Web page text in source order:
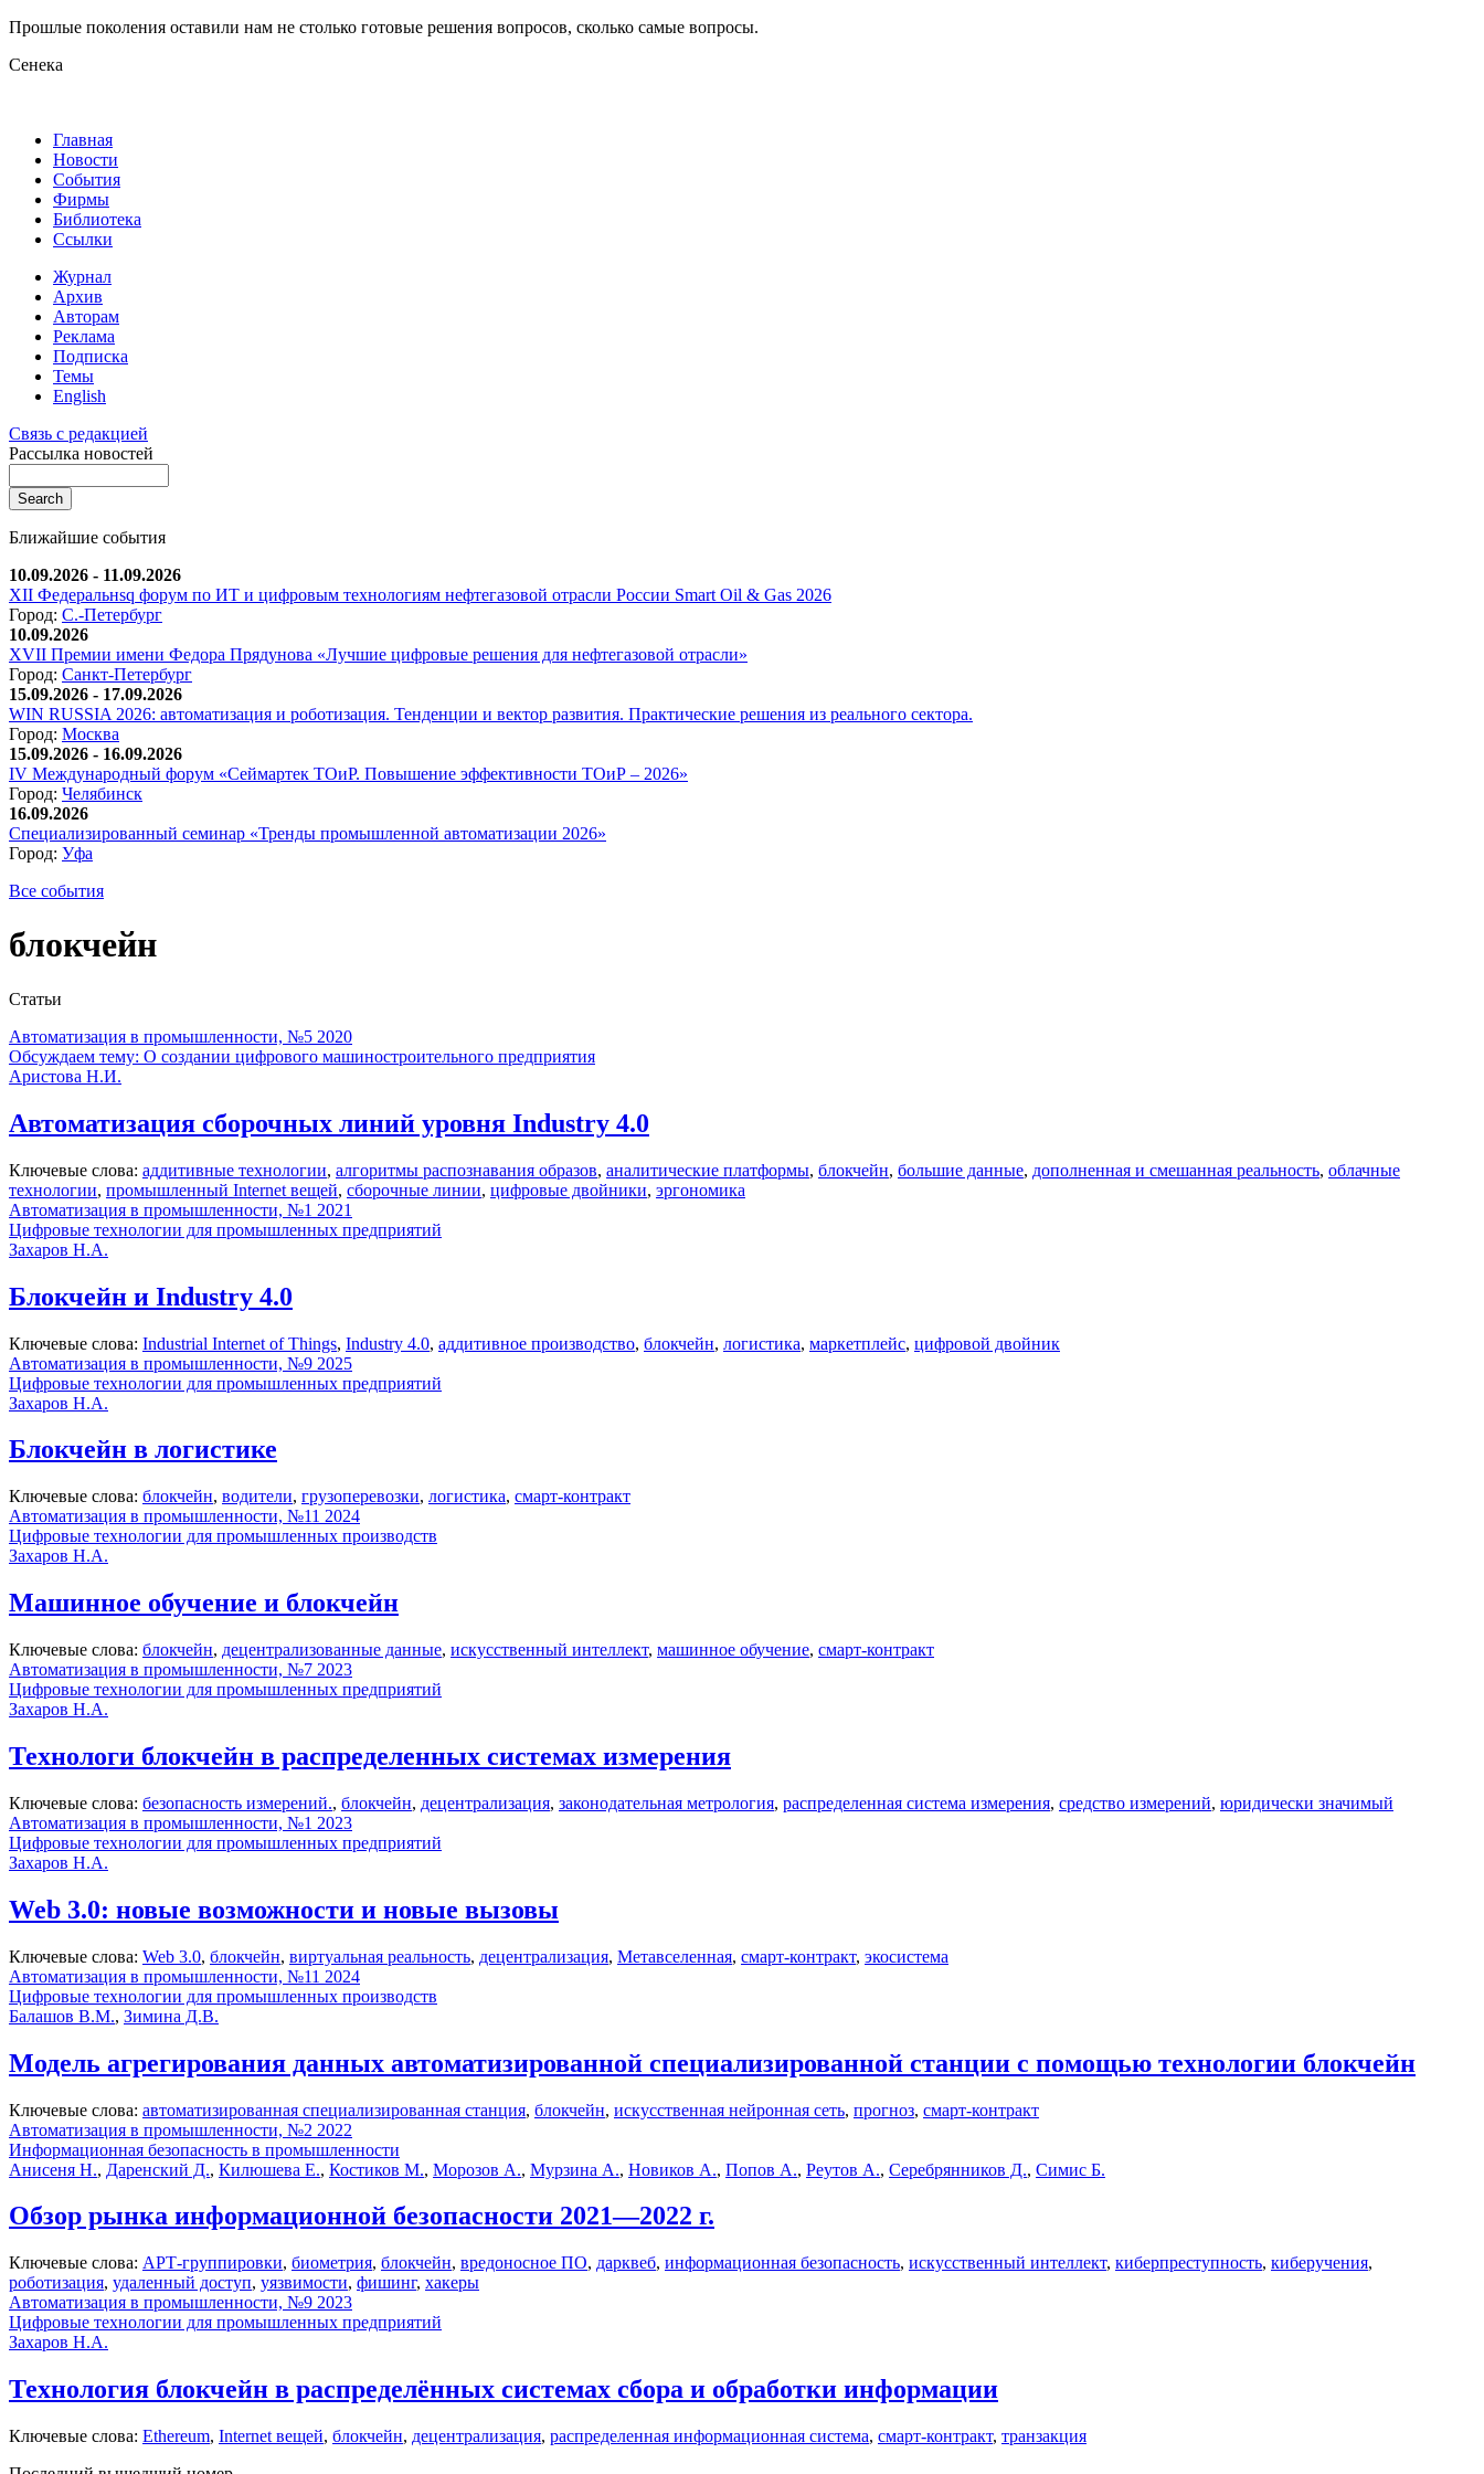
Прошлые поколения оставили нам не столько готовые решения вопросов, сколько самые вопросы.
Сенека
Главная
Новости
События
Фирмы
Библиотека
Ссылки
Журнал
Архив
Авторам
Реклама
Подписка
Темы
English
Связь с редакцией
Рассылка новостей
Ближайшие события
10.09.2026 - 11.09.2026
XII Федеральнsq форум по ИТ и цифровым технологиям нефтегазовой отрасли России Smart Oil & Gas 2026
Город: С.-Петербург
10.09.2026
XVII Премии имени Федора Прядунова «Лучшие цифровые решения для нефтегазовой отрасли»
Город: Санкт-Петербург
15.09.2026 - 17.09.2026
WIN RUSSIA 2026: автоматизация и роботизация. Тенденции и вектор развития. Практические решения из реального сектора.
Город: Москва
15.09.2026 - 16.09.2026
IV Международный форум «Сеймартек ТОиР. Повышение эффективности ТОиР – 2026»
Город: Челябинск
16.09.2026
Специализированный семинар «Тренды промышленной автоматизации 2026»
Город: Уфа
Все события
блокчейн
Статьи
Автоматизация в промышленности, №5 2020
Обсуждаем тему: О создании цифрового машиностроительного предприятия
Аристова Н.И.
Автоматизация сборочных линий уровня Industry 4.0
Ключевые слова: аддитивные технологии, алгоритмы распознавания образов, аналитические платформы, блокчейн, большие данные, дополненная и смешанная реальность, облачные
технологии, промышленный Internet вещей, сборочные линии, цифровые двойники, эргономика
Автоматизация в промышленности, №1 2021
Цифровые технологии для промышленных предприятий
Захаров Н.А.
Блокчейн и Industry 4.0
Ключевые слова: Industrial Internet of Things, Industry 4.0, аддитивное производство, блокчейн, логистика, маркетплейс, цифровой двойник
Автоматизация в промышленности, №9 2025
Цифровые технологии для промышленных предприятий
Захаров Н.А.
Блокчейн в логистике
Ключевые слова: блокчейн, водители, грузоперевозки, логистика, смарт-контракт
Автоматизация в промышленности, №11 2024
Цифровые технологии для промышленных производств
Захаров Н.А.
Машинное обучение и блокчейн
Ключевые слова: блокчейн, децентрализованные данные, искусственный интеллект, машинное обучение, смарт-контракт
Автоматизация в промышленности, №7 2023
Цифровые технологии для промышленных предприятий
Захаров Н.А.
Технологи блокчейн в распределенных системах измерения
Ключевые слова: безопасность измерений., блокчейн, децентрализация, законодательная метрология, распределенная система измерения, средство измерений, юридически значимый
Автоматизация в промышленности, №1 2023
Цифровые технологии для промышленных предприятий
Захаров Н.А.
Web 3.0: новые возможности и новые вызовы
Ключевые слова: Web 3.0, блокчейн, виртуальная реальность, децентрализация, Метавселенная, смарт-контракт, экосистема
Автоматизация в промышленности, №11 2024
Цифровые технологии для промышленных производств
Балашов В.М., Зимина Д.В.
Модель агрегирования данных автоматизированной специализированной станции с помощью технологии блокчейн
Ключевые слова: автоматизированная специализированная станция, блокчейн, искусственная нейронная сеть, прогноз, смарт-контракт
Автоматизация в промышленности, №2 2022
Информационная безопасность в промышленности
Анисеня Н., Даренский Д., Килюшева Е., Костиков М., Морозов А., Мурзина А., Новиков А., Попов А., Реутов А., Серебрянников Д., Симис Б.
Обзор рынка информационной безопасности 2021—2022 г.
Ключевые слова: АРТ-группировки, биометрия, блокчейн, вредоносное ПО, дарквеб, информационная безопасность, искусственный интеллект, киберпреступность, киберучения,
роботизация, удаленный доступ, уязвимости, фишинг, хакеры
Автоматизация в промышленности, №9 2023
Цифровые технологии для промышленных предприятий
Захаров Н.А.
Технология блокчейн в распределённых системах сбора и обработки информации
Ключевые слова: Ethereum, Internet вещей, блокчейн, децентрализация, распределенная информационная система, смарт-контракт, транзакция